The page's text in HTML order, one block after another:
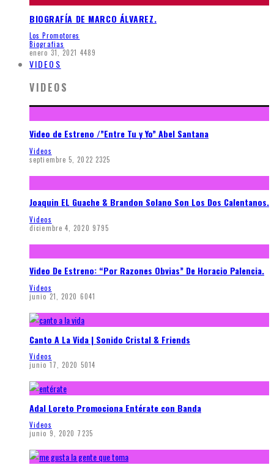
BIOGRAFÍA DE MARCO ÁLVAREZ.
Los Promotores
Biografias
enero 31, 2021 4489
VIDEOS
VIDEOS
Video de Estreno /”Entre Tu y Yo” Abel Santana
Videos
septiembre 5, 2022 2325
Joaquin EL Guache & Brandon Solano Son Los Dos Calentanos.
Videos
diciembre 4, 2020 9795
Video De Estreno: “Por Razones Obvias” De Horacio Palencia.
Videos
junio 21, 2020 6041
Canto A La Vida | Sonido Cristal & Friends
Videos
junio 17, 2020 5014
Adal Loreto Promociona Entérate con Banda
Videos
junio 9, 2020 7235